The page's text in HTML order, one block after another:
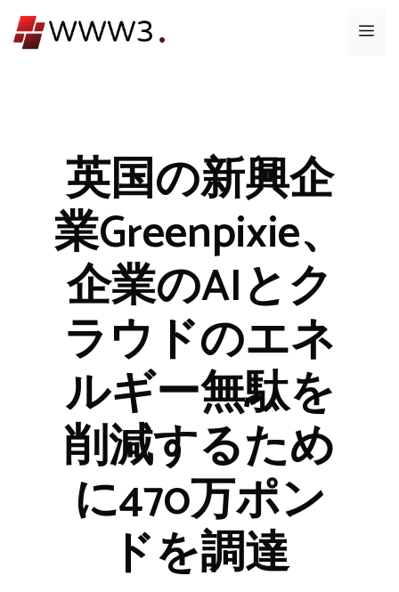
ン
メ
英国の新興企
業Greenpixie、
企業のAIとク
ラウドのエネ
ルギー無駄を
削減するため
に470万ポン
ドを調達